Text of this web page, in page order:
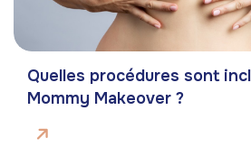
Quelles procédures sont
Mommy Makeover ?